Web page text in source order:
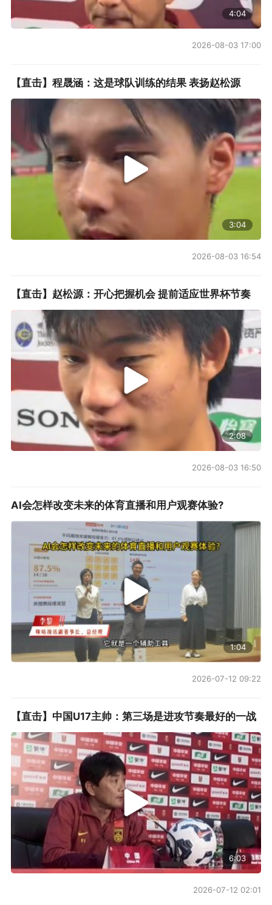
4:04
2026-08-03 17:00
【直击】程晟涵：这是球队训练的结果 表扬赵松源
3:04
2026-08-03 16:54
【直击】赵松源：开心把握机会 提前适应世界杯节奏
2:08
2026-08-03 16:50
AI会怎样改变未来的体育直播和用户观赛体验?
1:04
2026-07-12 09:22
【直击】中国U17主帅：第三场是进攻节奏最好的一战
6:03
2026-07-12 02:01